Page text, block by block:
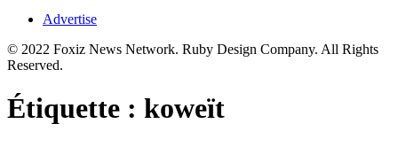
Advertise
© 2022 Foxiz News Network. Ruby Design Company. All Rights
Reserved.
Étiquette : koweït